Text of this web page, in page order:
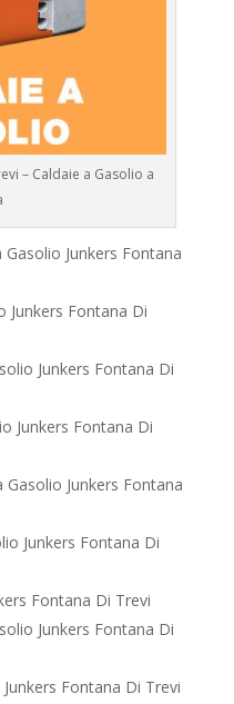
– Caldaie a Gasolio a
Gasolio Junkers Fontana
Junkers Fontana Di
Junkers Fontana Di
Junkers Fontana Di
Gasolio Junkers Fontana
Junkers Fontana Di
Fontana Di Trevi
Junkers Fontana Di
Fontana Di Trevi